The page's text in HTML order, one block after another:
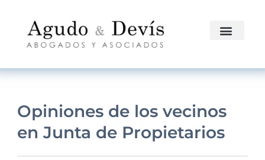
Opiniones de los vecinos
en Junta de Propietarios